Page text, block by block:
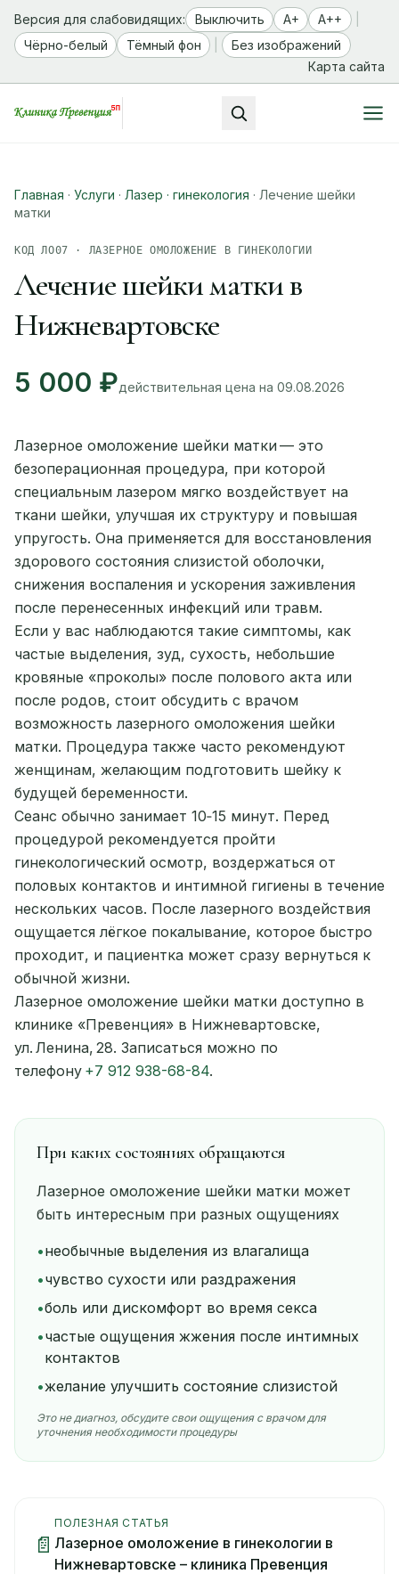
Версия для слабовидящих: Выключить A+ A++
Чёрно-белый
Тёмный фон
Без изображений
Карта сайта
Главная · Услуги · Лазер · гинекология · Лечение шейки
матки
КОД ЛО07 · ЛАЗЕРНОЕ ОМОЛОЖЕНИЕ В ГИНЕКОЛОГИИ
Лечение шейки матки в
Нижневартовске
5 000 ₽действительная цена на 09.08.2026
Лазерное омоложение шейки матки — это
безоперационная процедура, при которой
специальным лазером мягко воздействует на
ткани шейки, улучшая их структуру и повышая
упругость. Она применяется для восстановления
здорового состояния слизистой оболочки,
снижения воспаления и ускорения заживления
после перенесенных инфекций или травм.
Если у вас наблюдаются такие симптомы, как
частые выделения, зуд, сухость, небольшие
кровяные «проколы» после полового акта или
после родов, стоит обсудить с врачом
возможность лазерного омоложения шейки
матки. Процедура также часто рекомендуют
женщинам, желающим подготовить шейку к
будущей беременности.
Сеанс обычно занимает 10‑15 минут. Перед
процедурой рекомендуется пройти
гинекологический осмотр, воздержаться от
половых контактов и интимной гигиены в течение
нескольких часов. После лазерного воздействия
ощущается лёгкое покалывание, которое быстро
проходит, и пациентка может сразу вернуться к
обычной жизни.
Лазерное омоложение шейки матки доступно в
клинике «Превенция» в Нижневартовске,
ул. Ленина, 28. Записаться можно по
телефону +7 912 938-68-84.
При каких состояниях обращаются
Лазерное омоложение шейки матки может
быть интересным при разных ощущениях
•необычные выделения из влагалища
•чувство сухости или раздражения
•боль или дискомфорт во время секса
•частые ощущения жжения после интимных
контактов
•желание улучшить состояние слизистой
Это не диагноз, обсудите свои ощущения с врачом для
уточнения необходимости процедуры
📄
ПОЛЕЗНАЯ СТАТЬЯ
Лазерное омоложение в гинекологии в
Нижневартовске – клиника Превенция